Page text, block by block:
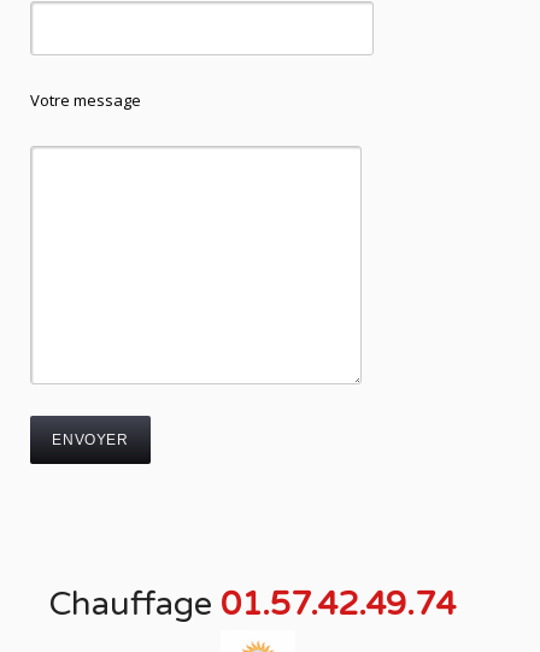
Votre message
Chauffage 01.57.42.49.74